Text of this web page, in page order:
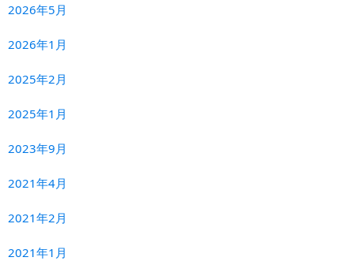
2026年5月
2026年1月
2025年2月
2025年1月
2023年9月
2021年4月
2021年2月
2021年1月